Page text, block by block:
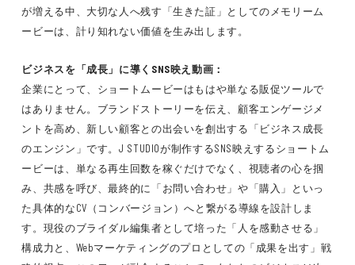
が増える中、大切な人へ残す「生きた証」としてのメモリーム
ービーは、計り知れない価値を生み出します。
ビジネスを「成長」に導くSNS映え動画：
企業にとって、ショートムービーはもはや単なる販促ツールで
はありません。ブランドストーリーを伝え、顧客エンゲージメ
ントを高め、新しい顧客との出会いを創出する「ビジネス成長
のエンジン」です。J STUDIOが制作するSNS映えするショートム
ービーは、単なる再生回数を稼ぐだけでなく、視聴者の心を掴
み、共感を呼び、最終的に「お問い合わせ」や「購入」といっ
た具体的なCV（コンバージョン）へと繋がる導線を設計しま
す。現役のブライダル編集者として培った「人を感動させる」
構成力と、Webマーケティングのプロとしての「成果を出す」戦